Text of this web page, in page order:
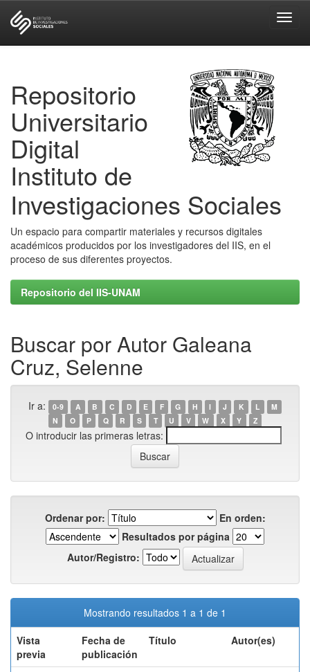
Repositorio
Universitario
Digital
Instituto de
Investigaciones Sociales
Un espacio para compartir materiales y recursos digitales
académicos producidos por los investigadores del IIS, en el
proceso de sus diferentes proyectos.
Repositorio del IIS-UNAM
Buscar por Autor Galeana
Cruz, Selenne
Ir a: 0-9 A B C D E F G H I J K L
M
N
O P Q R S T U V W X Y Z
O introducir las primeras letras:
Ordenar por:
En orden:
Resultados por página
Autor/Registro:
Mostrando resultados 1 a 1 de 1
Vista
previa
Fecha de
publicación
Título Autor(es)